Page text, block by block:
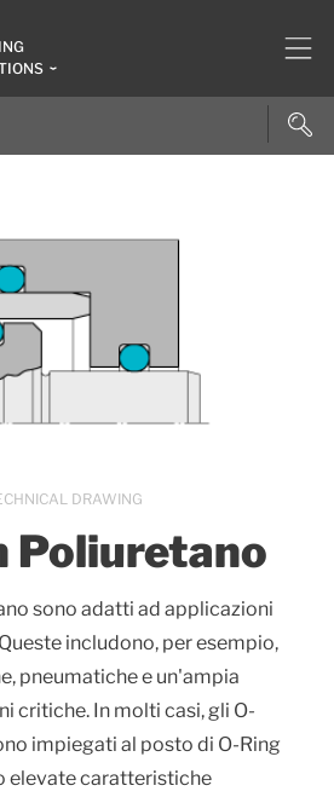
Poliuretano
sono adatti ad applicazioni
includono, per esempio,
pneumatiche e un'ampia
critiche. In molti casi, gli O-
impiegati al posto di O-Ring
elevate caratteristiche
DRAWING